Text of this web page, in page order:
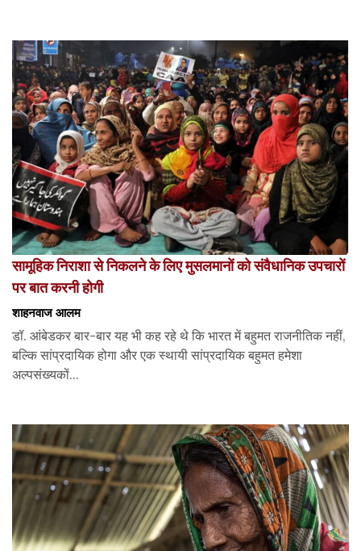
सामूहिक निराशा से निकलने के लिए मुसलमानों को संवैधानिक उपचारों
पर बात करनी होगी
शाहनवाज आलम
डॉ. आंबेडकर बार-बार यह भी कह रहे थे कि भारत में बहुमत राजनीतिक नहीं,
बल्कि सांप्रदायिक होगा और एक स्थायी सांप्रदायिक बहुमत हमेशा
अल्पसंख्यकों...